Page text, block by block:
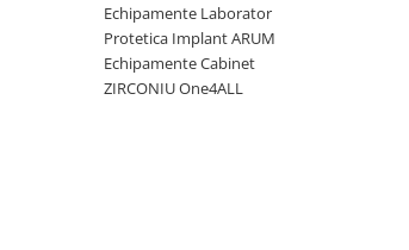
Anatomie redusa
Echipamente Laborator
Protetica Implant ARUM
Echipamente Cabinet
ZIRCONIU One4ALL